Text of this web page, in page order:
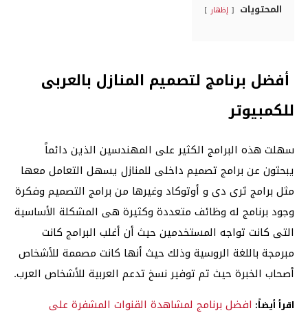
المحتويات إظهار
أفضل برنامج لتصميم المنازل بالعربى
للكمبيوتر
سهلت هذه البرامج الكثير على المهندسين الذين دائماً
يبحثون عن برامج تصميم داخلى للمنازل يسهل التعامل معها
مثل برامج ثرى دى و أوتوكاد وغيرها من برامج التصميم وفكرة
وجود برنامج له وظائف متعددة وكثيرة هى المشكلة الأساسية
التى كانت تواجه المستخدمين حيث أن أغلب البرامج كانت
مبرمجة باللغة الروسية وذلك حيث أنها كانت مصممة للأشخاص
أصحاب الخبرة حيث تم توفير نسخ تدعم العربية للأشخاص العرب.
اقرأ أيضاً: افضل برنامج لمشاهدة القنوات المشفرة على